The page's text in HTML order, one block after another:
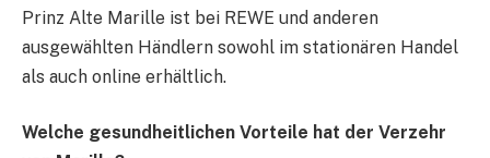
Prinz Alte Marille ist bei REWE und anderen
ausgewählten Händlern sowohl im stationären Handel
als auch online erhältlich.
Welche gesundheitlichen Vorteile hat der Verzehr